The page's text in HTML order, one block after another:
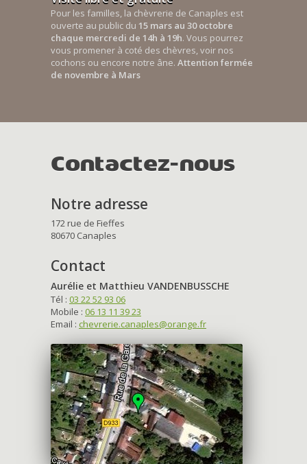
Pour les familles, la chèvrerie de Canaples est
ouverte au public du 15 mars au 30 octobre
chaque mercredi de 14h à 19h. Vous pourrez
vous promener à coté des chèvres, voir nos
cochons ou encore notre âne. Attention fermée
de novembre à Mars
Contactez-nous
Notre adresse
172 rue de Fieffes
80670 Canaples
Contact
Aurélie et Matthieu VANDENBUSSCHE
Tél : 03 22 52 93 06
Mobile : 06 13 11 39 23
Email : chevrerie.canaples@orange.fr